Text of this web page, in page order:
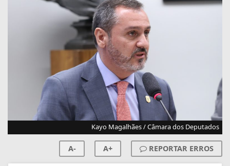
Kayo Magalhães / Câmara dos Deputados
A- A+ REPORTAR ERROS